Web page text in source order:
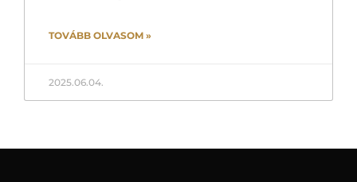
TOVÁBB OLVASOM »
2025.06.04.